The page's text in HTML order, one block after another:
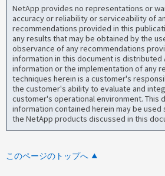
NetApp provides no representations or
accuracy or reliability or serviceability of
recommendations provided in this
any results that may be obtained by the
observance of any recommendations
information in this document is distributed
information or the implementation of any
techniques herein is a customer's
the customer's ability to evaluate and
customer's operational environment. This
information contained herein may be used
the NetApp products discussed in this
このページのトップへ